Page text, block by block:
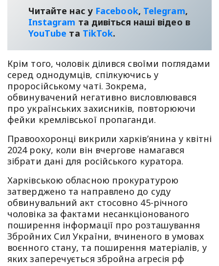
Читайте нас у Facebook, Telegram,
Instagram та дивіться наші відео в
YouТube та TikTok.
Крім того, чоловік ділився своїми поглядами
серед однодумців, спілкуючись у
проросійському чаті. Зокрема,
обвинувачений негативно висловлювався
про українських захисників, повторюючи
фейки кремлівської пропаганди.
Правоохоронці викрили харків’янина у квітні
2024 року, коли він вчергове намагався
зібрати дані для російського куратора.
Харківською обласною прокуратурою
затверджено та направлено до суду
обвинувальний акт стосовно 45-річного
чоловіка за фактами несанкціонованого
поширення інформації про розташування
Збройних Сил України, вчиненого в умовах
воєнного стану, та поширення матеріалів, у
яких заперечується збройна агресія рф